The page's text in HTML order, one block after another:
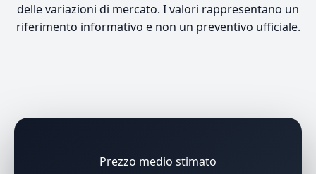
delle variazioni di mercato. I valori rappresentano un
riferimento informativo e non un preventivo ufficiale.
Prezzo medio stimato